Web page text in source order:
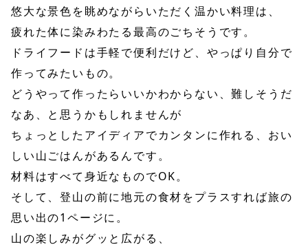
悠大な景色を眺めながらいただく温かい料理は、
疲れた体に染みわたる最高のごちそうです。
ドライフードは手軽で便利だけど、やっぱり自分で
作ってみたいもの。
どうやって作ったらいいかわからない、難しそうだ
なあ、と思うかもしれませんが
ちょっとしたアイディアでカンタンに作れる、おい
しい山ごはんがあるんです。
材料はすべて身近なものでOK。
そして、登山の前に地元の食材をプラスすれば旅の
思い出の1ページに。
山の楽しみがグッと広がる、